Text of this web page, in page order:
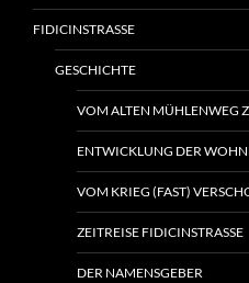
FIDICINSTRASSE
GESCHICHTE
VOM ALTEN MÜHLENWEG
ENTWICKLUNG DER
VOM KRIEG (FAST)
ZEITREISE FIDICINSTRASSE
DER NAMENSGEBER